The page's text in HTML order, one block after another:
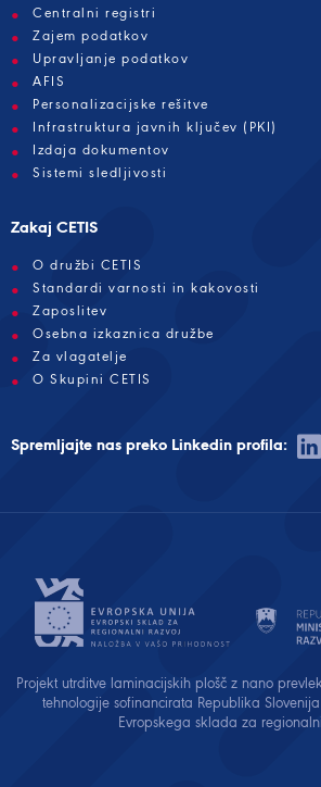
Centralni registri
Zajem podatkov
Upravljanje podatkov
AFIS
Personalizacijske rešitve
Infrastruktura javnih ključev (PKI)
Izdaja dokumentov
Sistemi sledljivosti
Zakaj CETIS
O družbi CETIS
Standardi varnosti in kakovosti
Zaposlitev
Osebna izkaznica družbe
Za vlagatelje
O Skupini CETIS
Spremljajte nas preko Linkedin profila:
Projekt utrditve laminacijskih plošč z nano
tehnologije sofinancirata Republika
Evropskega sklada za